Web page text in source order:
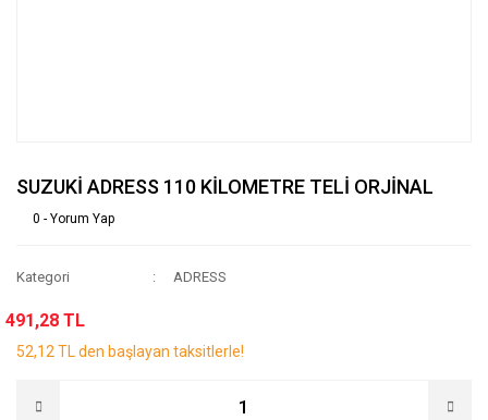
SUZUKİ ADRESS 110 KİLOMETRE TELİ ORJİNAL
0 - Yorum Yap
Kategori ADRESS
491,28 TL
52,12 TL den başlayan taksitlerle!